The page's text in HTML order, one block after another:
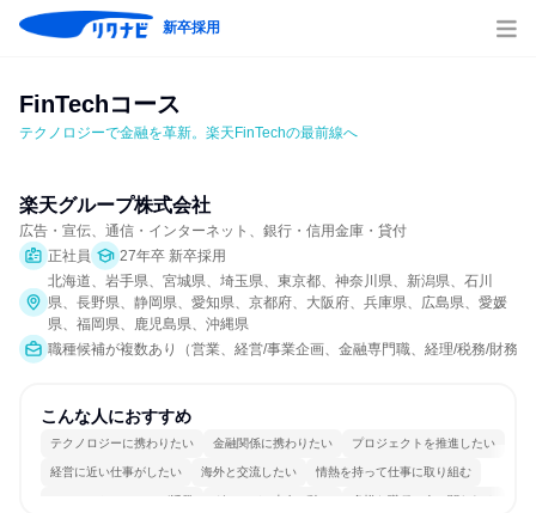
新卒採用
FinTechコース
テクノロジーで金融を革新。楽天FinTechの最前線へ
楽天グループ株式会社
広告・宣伝、通信・インターネット、銀行・信用金庫・貸付
正社員
27年卒 新卒採用
北海道、岩手県、宮城県、埼玉県、東京都、神奈川県、新潟県、石川
県、長野県、静岡県、愛知県、京都府、大阪府、兵庫県、広島県、愛媛
県、福岡県、鹿児島県、沖縄県
職種候補が複数あり（営業、経営/事業企画、金融専門職、経理/税務/財務
こんな人におすすめ
テクノロジーに携わりたい 金融関係に携わりたい プロジェクトを推進したい
経営に近い仕事がしたい 海外と交流したい 情熱を持って仕事に取り組む
コミュニケーションが活発 グローバル志向が強い 多様な職種の人と関われる